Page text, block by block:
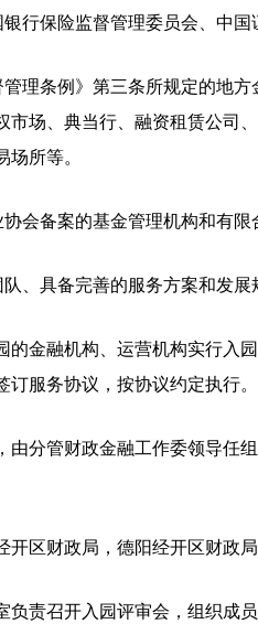
行保险监督管理委员会、中
理条例》第三条所规定的地
市场、典当行、融资租赁公司
所等。
会备案的基金管理机构和有
、具备完善的服务方案和发
的金融机构、运营机构实行入
服务协议，按协议约定执行。
由分管财政金融工作委领导任
开区财政局，德阳经开区财政
负责召开入园评审会，组织成